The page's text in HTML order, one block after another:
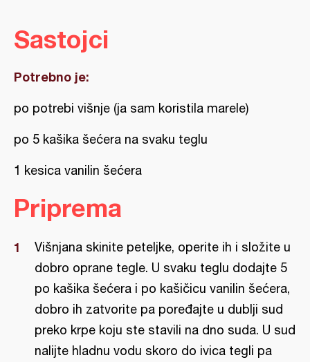
Sastojci
Potrebno je:
po potrebi višnje (ja sam koristila marele)
po 5 kašika šećera na svaku teglu
1 kesica vanilin šećera
Priprema
Višnjana skinite peteljke, operite ih i složite u
dobro oprane tegle. U svaku teglu dodajte 5
po kašika šećera i po kašičicu vanilin šećera,
dobro ih zatvorite pa poređajte u dublji sud
preko krpe koju ste stavili na dno suda. U sud
nalijte hladnu vodu skoro do ivica tegli pa